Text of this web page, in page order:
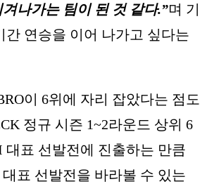
나가는 팀이 된 것 같다.”며 기
간 연승을 이어 나가고 싶다는
이 6위에 자리 잡았다는 점도
정규 시즌 1~2라운드 상위 6
대표 선발전에 진출하는 만큼
표 선발전을 바라볼 수 있는